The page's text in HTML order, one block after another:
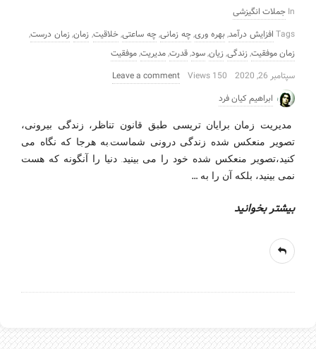
In جملات انگیزشی
Tags افزایش درآمد,بهره وری,چه زمانی,چه ساعتی,خلاقیت, زمان,زمان درست,
زمان موفقیت,زندگی,زیان,سود,قدرت,مدیریت,موفقیت
سپتامبر 26, 2020
150 Views
Leave a comment
ابراهیم کیان فرد
مدیریت زمان-برایان تریسی طبق قانون تناظر، زندگی بیرونی،
تصویر منعکس شده زندگی درونی شماست.به هرجا که نگاه می
کنید،تصویر منعکس شده خود را می بینید. دنیا را آنگونه که هست
نمی بینید، بلکه آن را به …
بیشتر بخوانید